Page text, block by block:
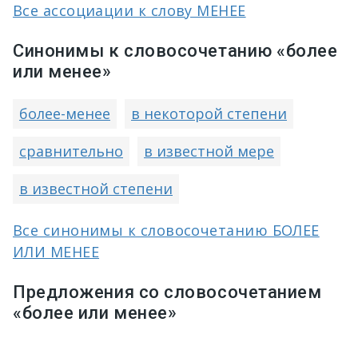
Все ассоциации к слову МЕНЕЕ
Синонимы к словосочетанию «более
или менее»
более-менее
в некоторой степени
сравнительно
в известной мере
в известной степени
Все синонимы к словосочетанию БОЛЕЕ
ИЛИ МЕНЕЕ
Предложения со словосочетанием
«более или менее»